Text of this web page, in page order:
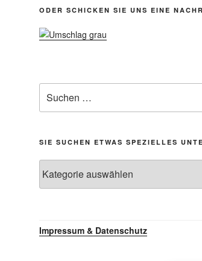
ODER SCHICKEN SIE UNS EINE
nach:
SIE SUCHEN ETWAS SPEZIELLES
suchen
etwas
„Aktuelles”?
Impressum & Datenschutz